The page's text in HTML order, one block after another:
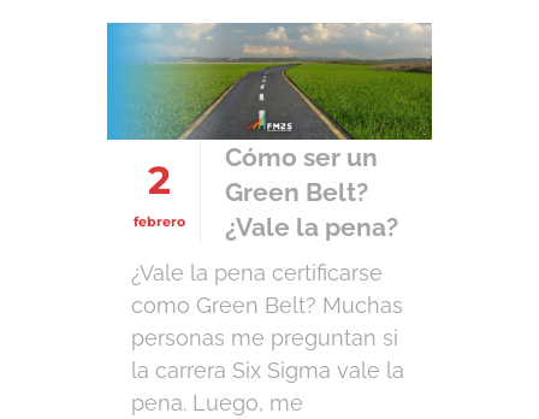
tiempo completo o parcial.
Un Green Belt no necesita
saber tanto sobre Six
Sigma como […]
2
febrero
Cómo ser un
Green Belt?
¿Vale la pena?
¿Vale la pena certificarse
como Green Belt? Muchas
personas me preguntan si
la carrera Six Sigma vale la
pena. Luego, me